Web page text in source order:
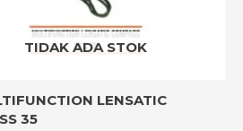
TIDAK ADA STOK
LENSATIC
35